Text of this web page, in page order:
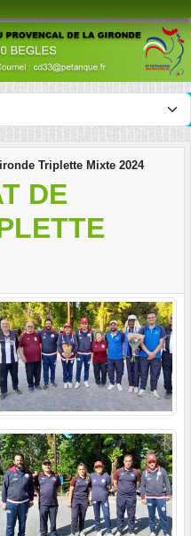
Triplette Mixte 2024
DE